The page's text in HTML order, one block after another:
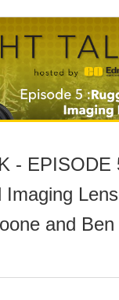
- EPISODE
Imaging
and Ben